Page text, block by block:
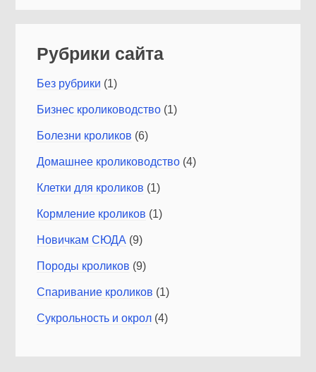
Рубрики сайта
Без рубрики (1)
Бизнес кролиководство (1)
Болезни кроликов (6)
Домашнее кролиководство (4)
Клетки для кроликов (1)
Кормление кроликов (1)
Новичкам СЮДА (9)
Породы кроликов (9)
Спаривание кроликов (1)
Сукрольность и окрол (4)